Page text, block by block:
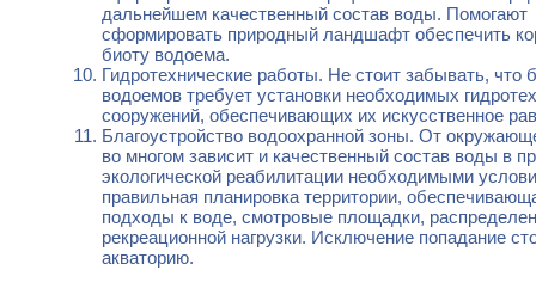
дальнейшем качественный состав воды. Помогают
сформировать природный ландшафт обеспечить
биоту водоема.
Гидротехнические работы. Не стоит забывать, что
водоемов требует установки необходимых
сооружений, обеспечивающих их искусственное
Благоустройство водоохранной зоны. От
во многом зависит и качественный состав воды в
экологической реабилитации необходимыми
правильная планировка территории,
подходы к воде, смотровые площадки,
рекреационной нагрузки. Исключение попадание
акваторию.